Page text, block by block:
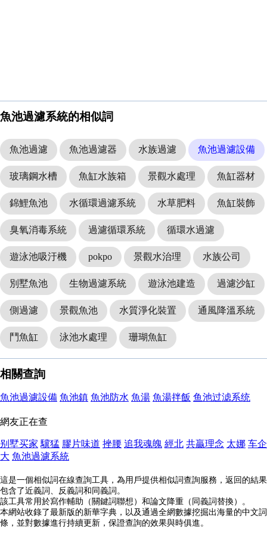
魚池過濾系統的相似詞
魚池過濾 魚池過濾器 水族過濾 魚池過濾設備
玻璃鋼水槽 魚缸水族箱 景觀水處理 魚缸器材
錦鯉魚池 水循環過濾系統 水草肥料 魚缸裝飾
臭氧消毒系統 過濾循環系統 循環水過濾
遊泳池吸汙機 pokpo 景觀水治理 水族公司
別墅魚池 生物過濾系統 遊泳池建造 過濾沙缸
側過濾 景觀魚池 水質淨化裝置 通風降溫系統
鬥魚缸 泳池水處理 珊瑚魚缸
相關查詢
魚池過濾設備 魚池鎮 魚池防水 魚湯 魚湯拌飯 鱼池过滤系统
網友正在查
别墅买家 驥猛 膠片味道 挫腰 追我魂魄 經北 共贏理念 太娜 车企
大 魚池過濾系統
這是一個相似詞在線查詢工具，為用戶提供相似詞查詢服務，返回的結果
包含了近義詞、反義詞和同義詞。
該工具常用於寫作輔助（關鍵詞聯想）和論文降重（同義詞替換）。
本網站收錄了最新版的新華字典，以及通過全網數據挖掘出海量的中文詞
條，並對數據進行持續更新，保證查詢的效果與時俱進。